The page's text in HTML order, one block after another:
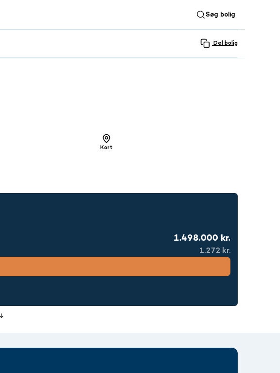
Søg bolig
Del bolig
Kort
1.498.000 kr.
1.272 kr.